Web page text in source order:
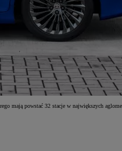
powstać 32 stacje w największych